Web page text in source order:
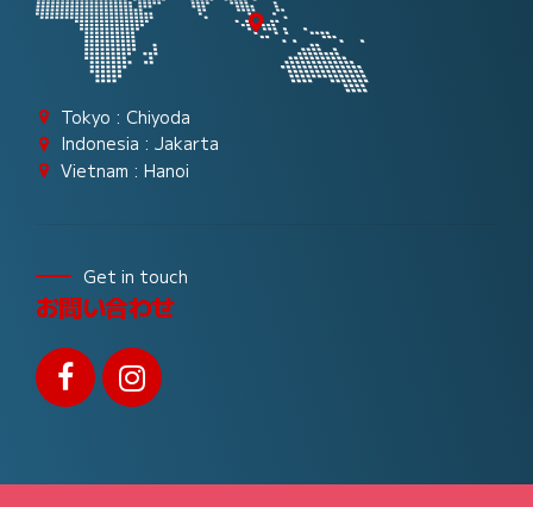
Tokyo : Chiyoda
Indonesia : Jakarta
Vietnam : Hanoi
Get in touch
お問い合わせ